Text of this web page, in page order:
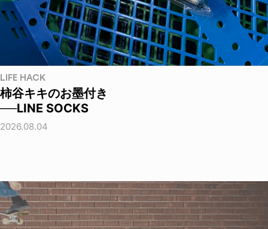
LIFE HACK
柿谷キキのお墨付き
──LINE SOCKS
2026.08.04